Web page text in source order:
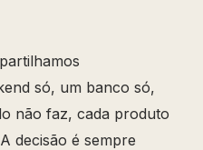
só, um banco só,
não faz, cada produto
decisão é sempre